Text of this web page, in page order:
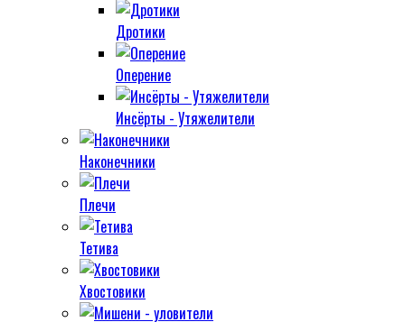
Дротики
Оперение
Инсёрты - Утяжелители
Наконечники
Плечи
Тетива
Хвостовики